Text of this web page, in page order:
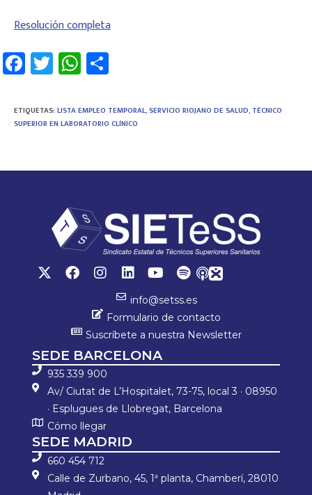
Resolución completa
Fa
ce
b
o
T
wi
tt
er
W
h
at
sA
p
m
p
tir
ETIQUETAS: LISTA EMPLEO TEMPORAL,SERVICIO RIOJANO DE SALUD, TÉCNICO
SUPERIOR EN LABORATORIO CLÍNICO
info@setss.es
Formulario de contacto
Suscríbete a nuestra Newsletter
SEDE BARCELONA
935 339 900
Av/ Ciutat de L’Hospitalet, 73-75, local 3 · 08950
· Esplugues de Llobregat, Barcelona
Cómo llegar
SEDE MADRID
660 454 712
Calle de Zurbano, 45, 1ª planta, Chamberí, 28010